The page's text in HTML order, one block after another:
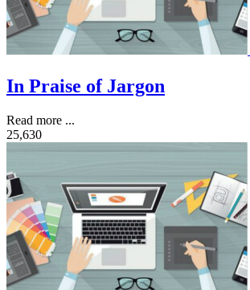
In Praise of Jargon
Read more ...
25,630